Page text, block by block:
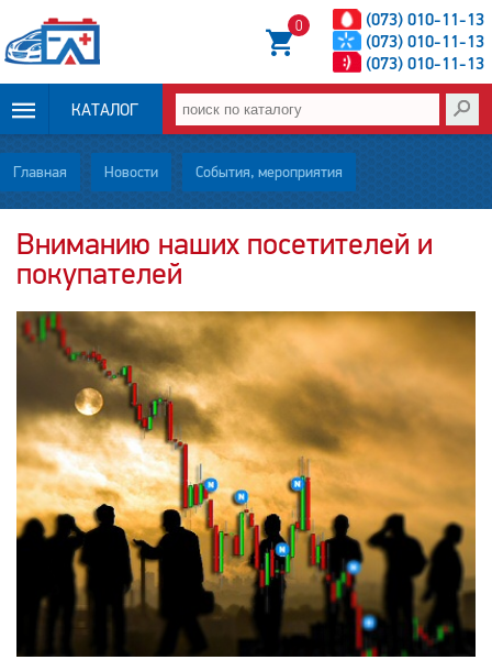
(073) 010-11-13
(073) 010-11-13
(073) 010-11-13
0
КАТАЛОГ
ОПЛАТА И
ДОСТАВКА
НОВОСТИ
СТАТЬИ
КОНТАКТЫ
Главная Новости События, мероприятия
Вниманию наших посетителей и
покупателей